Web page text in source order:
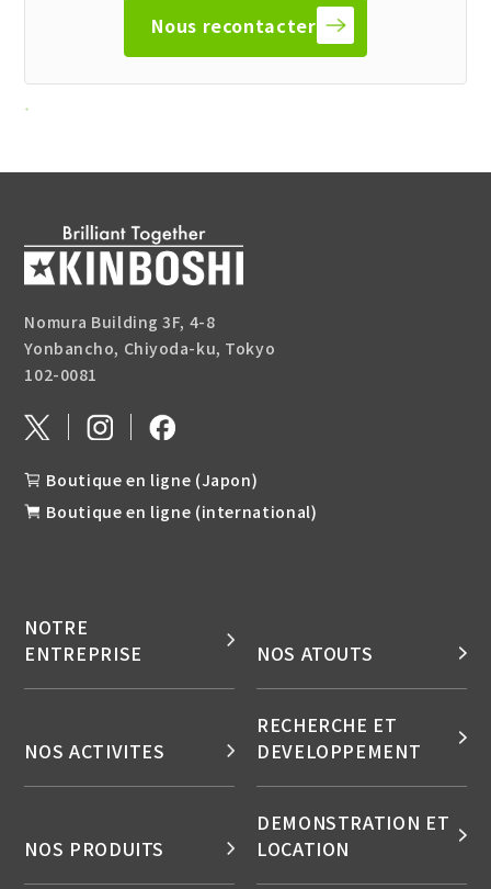
Nous recontacter
Nomura Building 3F, 4-8
Yonbancho, Chiyoda-ku, Tokyo
102-0081
Boutique en ligne (Japon)
Boutique en ligne (international)
NOTRE
ENTREPRISE
NOS ATOUTS
NOS ACTIVITES
RECHERCHE ET
DEVELOPPEMENT
NOS PRODUITS
DEMONSTRATION ET
LOCATION